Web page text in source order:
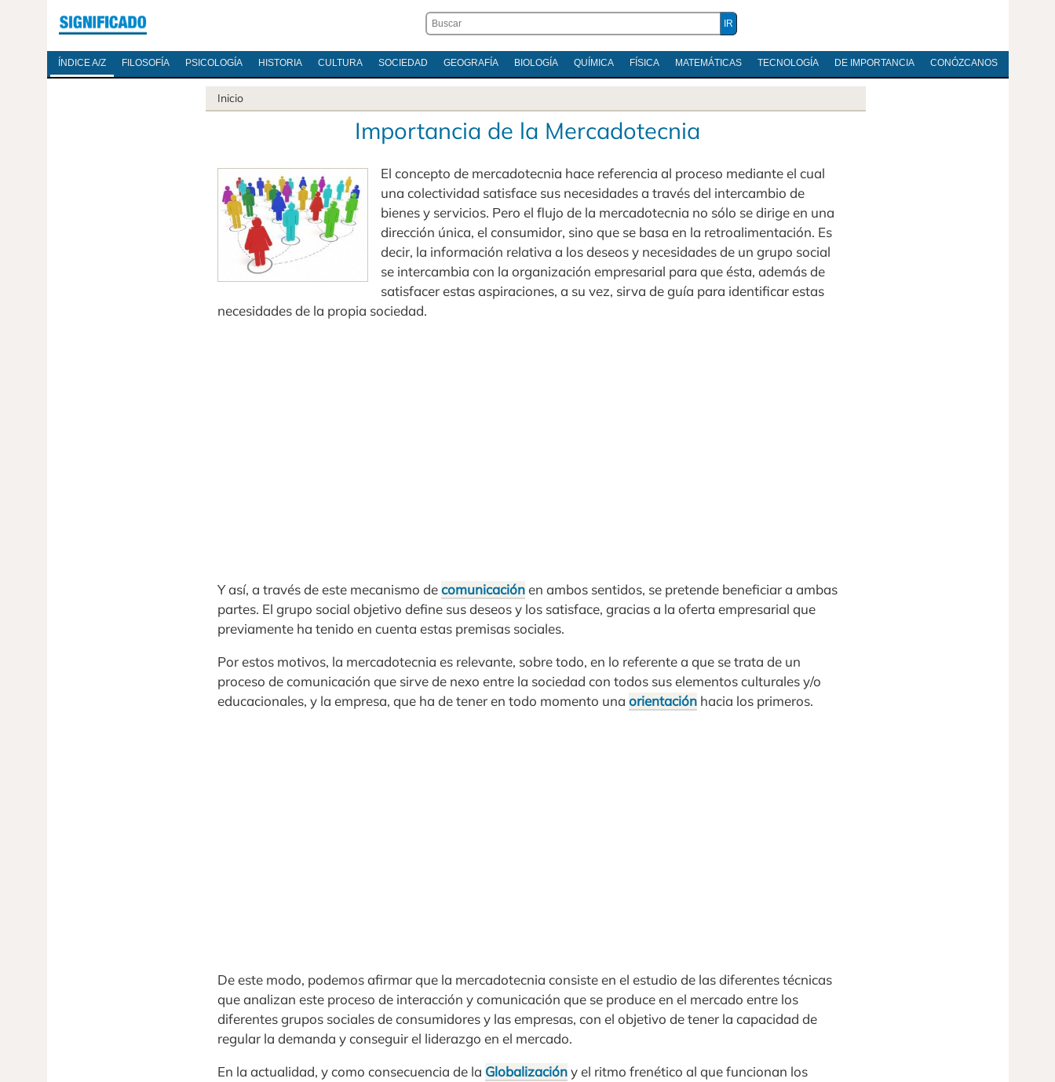
ÍNDICE A/Z FILOSOFÍA PSICOLOGÍA HISTORIA CULTURA SOCIEDAD GEOGRAFÍA BIOLOGÍA QUÍMICA FÍSICA MATEMÁTICAS TECNOLOGÍA DE IMPORTANCIA CONÓZCANOS
Inicio
Importancia de la Mercadotecnia
El concepto de mercadotecnia hace referencia al proceso mediante el cual
una colectividad satisface sus necesidades a través del intercambio de
bienes y servicios. Pero el flujo de la mercadotecnia no sólo se dirige en una
dirección única, el consumidor, sino que se basa en la retroalimentación. Es
decir, la información relativa a los deseos y necesidades de un grupo social
se intercambia con la organización empresarial para que ésta, además de
satisfacer estas aspiraciones, a su vez, sirva de guía para identificar estas
necesidades de la propia sociedad.
Y así, a través de este mecanismo decomunicaciónen ambos sentidos, se pretende beneficiar a ambas
partes. El grupo social objetivo define sus deseos y los satisface, gracias a la oferta empresarial que
previamente ha tenido en cuenta estas premisas sociales.
Por estos motivos, la mercadotecnia es relevante, sobre todo, en lo referente a que se trata de un
proceso de comunicación que sirve de nexo entre la sociedad con todos sus elementos culturales y/o
educacionales, y la empresa, que ha de tener en todo momento una orientación hacia los primeros.
De este modo, podemos afirmar que la mercadotecnia consiste en el estudio de las diferentes técnicas
que analizan este proceso de interacción y comunicación que se produce en el mercado entre los
diferentes grupos sociales de consumidores y las empresas, con el objetivo de tener la capacidad de
regular la demanda y conseguir el liderazgo en el mercado.
En la actualidad, y como consecuencia de la Globalizacióny el ritmo frenético al que funcionan los